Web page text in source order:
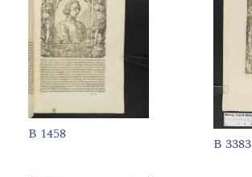
B 1458
B 3383